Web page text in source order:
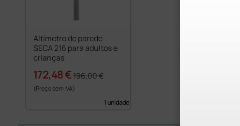
Altímetro de parede
SECA 216 para adultos e
crianças
172,48 €196,00 €
(Preço sem IVA)
1 unidade